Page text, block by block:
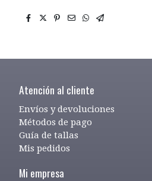
Atención al cliente
Envíos y devoluciones
Métodos de pago
Guía de tallas
Mis pedidos
Mi empresa